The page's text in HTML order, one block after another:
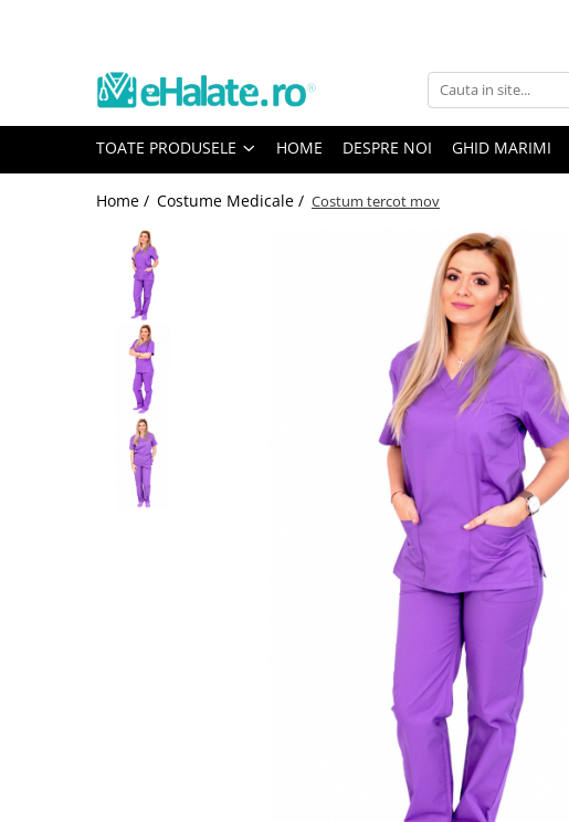
Toate Produsele
Bluze Unisex
Bluze unisex cu imprimeuri
Bluze medicale uni
Halate medicale
Halate medicale femei
Halate medicale barbati
TOATE PRODUSELE HOME DESPRE NOI GHID MARIMI
Home / Costume Medicale / Costum tercot mov